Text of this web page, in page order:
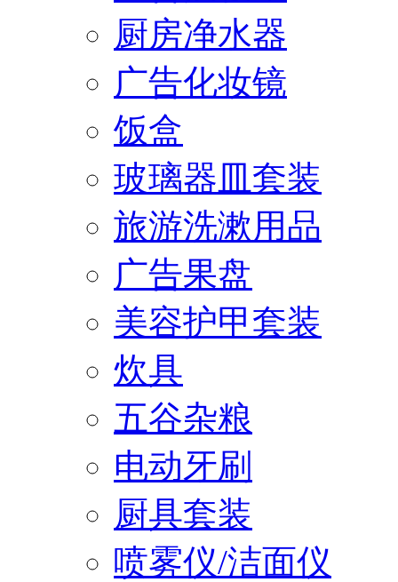
厨房净水器
广告化妆镜
饭盒
玻璃器皿套装
旅游洗漱用品
广告果盘
美容护甲套装
炊具
五谷杂粮
电动牙刷
厨具套装
喷雾仪/洁面仪